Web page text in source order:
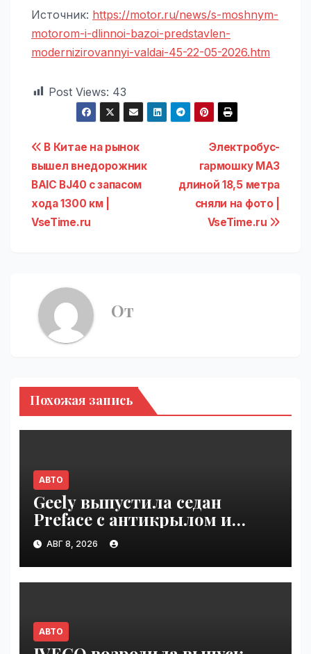
Источник: https://motor.ru/news/s-moshnym-
motorom-i-dlinnoi-bazoi-predstavlen-
modernizirovannyi-valdai-45-22-05-2026.htm
Post Views: 43
Навигация
по
записям
Электробус-
гармошку МАЗ
длиной 18,5 метра
сняли на фото |
VseTime.ru
В Китае на рынок
вышел внедорожник
BAIC BJ40 c запасом
хода 1300 км |
VseTime.ru
От
Похожая запись
АВТО
Geely выпустила седан
Preface с антикрылом и
красными суппортами |
VseTime.ru
АВГ 8, 2026
АВТО